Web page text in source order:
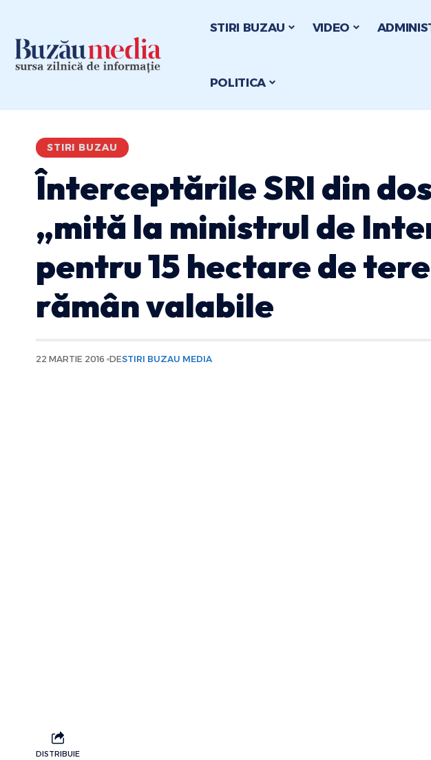
STIRI BUZAU VIDEO
POLITICA
STIRI BUZAU
Înterceptările SRI din
„mită la ministrul de
pentru 15 hectare de
rămân valabile
22 MARTIE 2016 DESTIRI BUZAU MEDIA
DISTRIBUIE